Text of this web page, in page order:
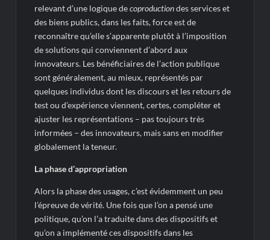
relevant d’une logique decoproductiondes services et
des biens publics, dans les faits, force est de
reconnaître qu’elle s’apparente plutôt à l’imposition
de solutions qui conviennent d’abord aux
innovateurs. Les bénéficiaires de l’action publique
sont généralement, au mieux, représentés par
quelques individus dont les discours et les retours de
test ou d’expérience viennent, certes, compléter et
ajuster les représentations – pas toujours très
informées – des innovateurs, mais sans en modifier
globalement la teneur.
La phase d’appropriation
Alors la phase des usages, c’est évidemment un peu
l’épreuve de vérité. Une fois que l’on a pensé une
politique, qu’on l’a traduite dans des dispositifs et
qu’on a implémenté ces dispositifs dans les